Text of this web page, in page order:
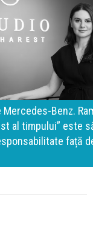
Cel mai
constant, dar
siguranță și